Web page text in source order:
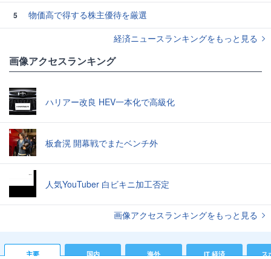
5
物価高で得する株主優待を厳選
経済ニュースランキングをもっと見る
画像アクセスランキング
ハリアー改良 HEV一本化で高級化
板倉滉 開幕戦でまたベンチ外
人気YouTuber 白ビキニ加工否定
画像アクセスランキングをもっと見る
主要 国内 海外 IT 経済 ス